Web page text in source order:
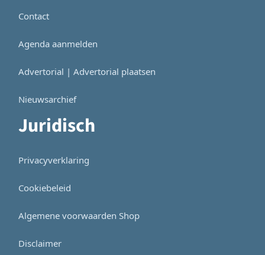
Contact
Agenda aanmelden
Advertorial | Advertorial plaatsen
Nieuwsarchief
Juridisch
Privacyverklaring
Cookiebeleid
Algemene voorwaarden Shop
Disclaimer